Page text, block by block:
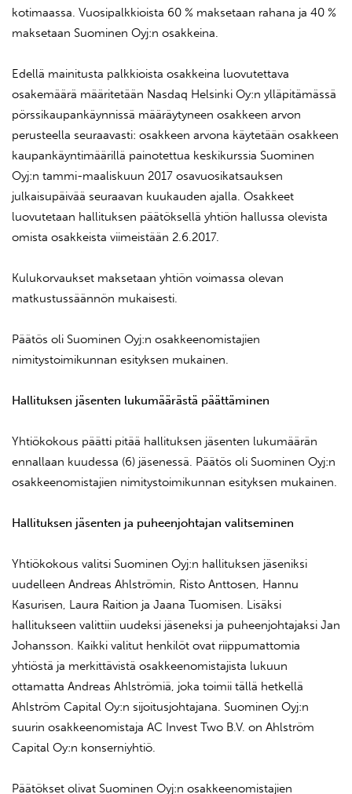
kotimaassa. Vuosipalkkioista 60 % maksetaan rahana ja 40 %
maksetaan Suominen Oyj:n osakkeina.
Edellä mainitusta palkkioista osakkeina luovutettava
osakemäärä määritetään Nasdaq Helsinki Oy:n ylläpitämässä
pörssikaupankäynnissä määräytyneen osakkeen arvon
perusteella seuraavasti: osakkeen arvona käytetään osakkeen
kaupankäyntimäärillä painotettua keskikurssia Suominen
Oyj:n tammi-maaliskuun 2017 osavuosikatsauksen
julkaisupäivää seuraavan kuukauden ajalla. Osakkeet
luovutetaan hallituksen päätöksellä yhtiön hallussa olevista
omista osakkeista viimeistään 2.6.2017.
Kulukorvaukset maksetaan yhtiön voimassa olevan
matkustussäännön mukaisesti.
Päätös oli Suominen Oyj:n osakkeenomistajien
nimitystoimikunnan esityksen mukainen.
Hallituksen jäsenten lukumäärästä päättäminen
Yhtiökokous päätti pitää hallituksen jäsenten lukumäärän
ennallaan kuudessa (6) jäsenessä. Päätös oli Suominen Oyj:n
osakkeenomistajien nimitystoimikunnan esityksen mukainen.
Hallituksen jäsenten ja puheenjohtajan valitseminen
Yhtiökokous valitsi Suominen Oyj:n hallituksen jäseniksi
uudelleen Andreas Ahlströmin, Risto Anttosen, Hannu
Kasurisen, Laura Raition ja Jaana Tuomisen. Lisäksi
hallitukseen valittiin uudeksi jäseneksi ja puheenjohtajaksi Jan
Johansson. Kaikki valitut henkilöt ovat riippumattomia
yhtiöstä ja merkittävistä osakkeenomistajista lukuun
ottamatta Andreas Ahlströmiä, joka toimii tällä hetkellä
Ahlström Capital Oy:n sijoitusjohtajana. Suominen Oyj:n
suurin osakkeenomistaja AC Invest Two B.V. on Ahlström
Capital Oy:n konserniyhtiö.
Päätökset olivat Suominen Oyj:n osakkeenomistajien